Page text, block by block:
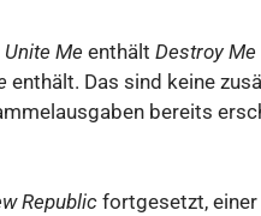
Unite Me enthält Destroy Me
enthält. Das sind keine
bereits
Republic fortgesetzt, einer